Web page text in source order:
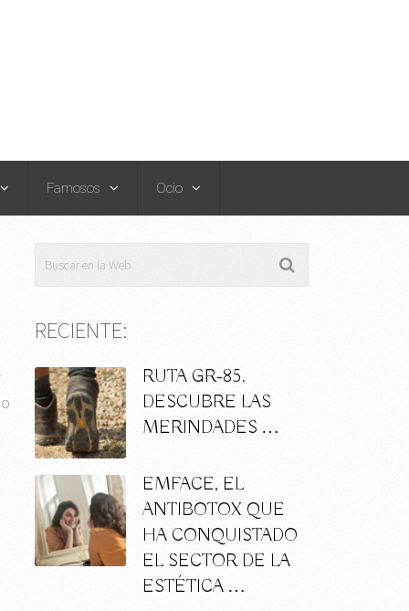
Famosos Ocio
RECIENTE:
RUTA GR-85.
DESCUBRE LAS
MERINDADES …
EMFACE, EL
ANTIBOTOX QUE
HA CONQUISTADO
EL SECTOR DE LA
ESTÉTICA …